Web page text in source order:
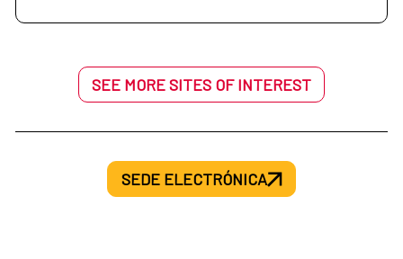
Oficina de la Cooperación Española:
Oficina de la Cooperación Española: Mali
Oficina de la Cooperación Española: Túnez
SEE MORE SITES OF INTEREST
SEDE ELECTRÓNICA